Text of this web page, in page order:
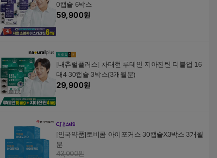
0캡슐 6박스
59,900원
[내츄럴플러스] 차태현 루테인 지아잔틴 더블업 16
대4 30캡슐 3박스(3개월분)
29,900원
[안국약품]토비콤 아이포커스 30캡슐X3박스 3개월
분
43,000원